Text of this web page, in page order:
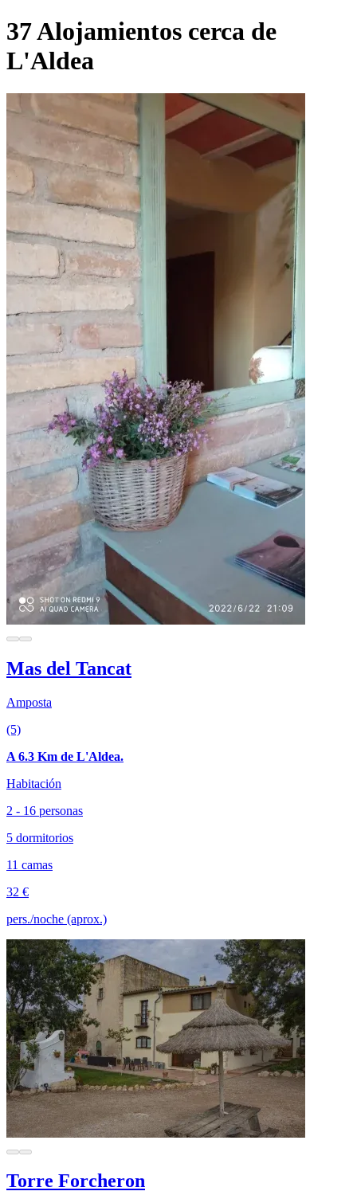
37 Alojamientos cerca de
L'Aldea
Mas del Tancat
Amposta
(5)
A 6.3 Km de L'Aldea.
Habitación
2 - 16 personas
5 dormitorios
11 camas
32 €
pers./noche (aprox.)
Torre Forcheron